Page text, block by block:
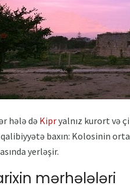
hələ dəKipryalnız kurort və
baxın: Kolosinin
yerləşir.
mərhələləri